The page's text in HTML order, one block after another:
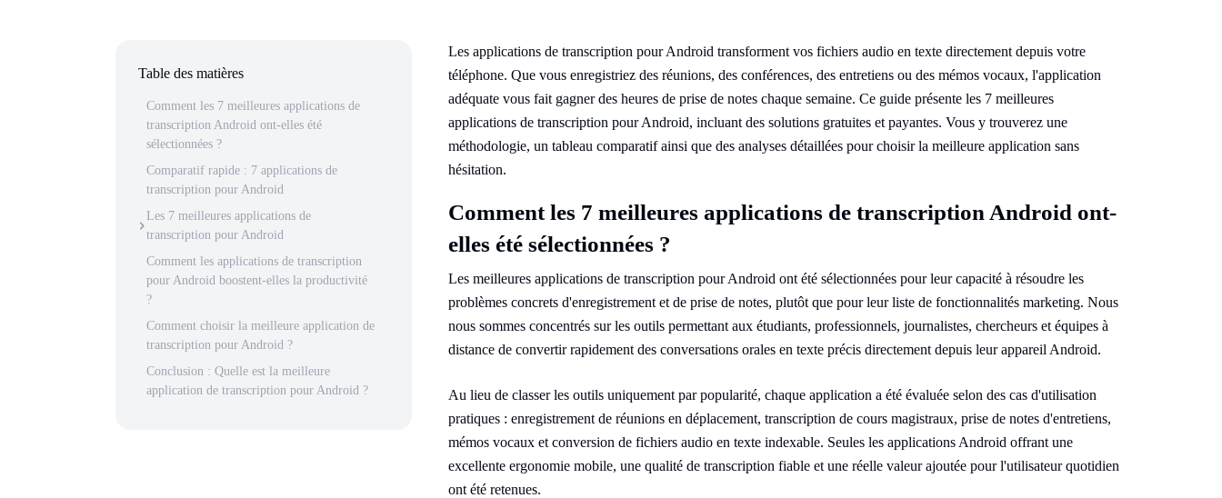
Table des matières
Comment les 7 meilleures applications de
transcription Android ont-elles été
sélectionnées ?
Comparatif rapide : 7 applications de
transcription pour Android
Les 7 meilleures applications de
transcription pour Android
Comment les applications de transcription
pour Android boostent-elles la productivité
?
Comment choisir la meilleure application de
transcription pour Android ?
Conclusion : Quelle est la meilleure
application de transcription pour Android ?
Les applications de transcription pour Android transforment vos fichiers audio en texte directement depuis votre
téléphone. Que vous enregistriez des réunions, des conférences, des entretiens ou des mémos vocaux, l'application
adéquate vous fait gagner des heures de prise de notes chaque semaine. Ce guide présente les 7 meilleures
applications de transcription pour Android, incluant des solutions gratuites et payantes. Vous y trouverez une
méthodologie, un tableau comparatif ainsi que des analyses détaillées pour choisir la meilleure application sans
hésitation.
Comment les 7 meilleures applications de transcription Android ont-
elles été sélectionnées ?
Les meilleures applications de transcription pour Android ont été sélectionnées pour leur capacité à résoudre les
problèmes concrets d'enregistrement et de prise de notes, plutôt que pour leur liste de fonctionnalités marketing. Nous
nous sommes concentrés sur les outils permettant aux étudiants, professionnels, journalistes, chercheurs et équipes à
distance de convertir rapidement des conversations orales en texte précis directement depuis leur appareil Android.
Au lieu de classer les outils uniquement par popularité, chaque application a été évaluée selon des cas d'utilisation
pratiques : enregistrement de réunions en déplacement, transcription de cours magistraux, prise de notes d'entretiens,
mémos vocaux et conversion de fichiers audio en texte indexable. Seules les applications Android offrant une
excellente ergonomie mobile, une qualité de transcription fiable et une réelle valeur ajoutée pour l'utilisateur quotidien
ont été retenues.